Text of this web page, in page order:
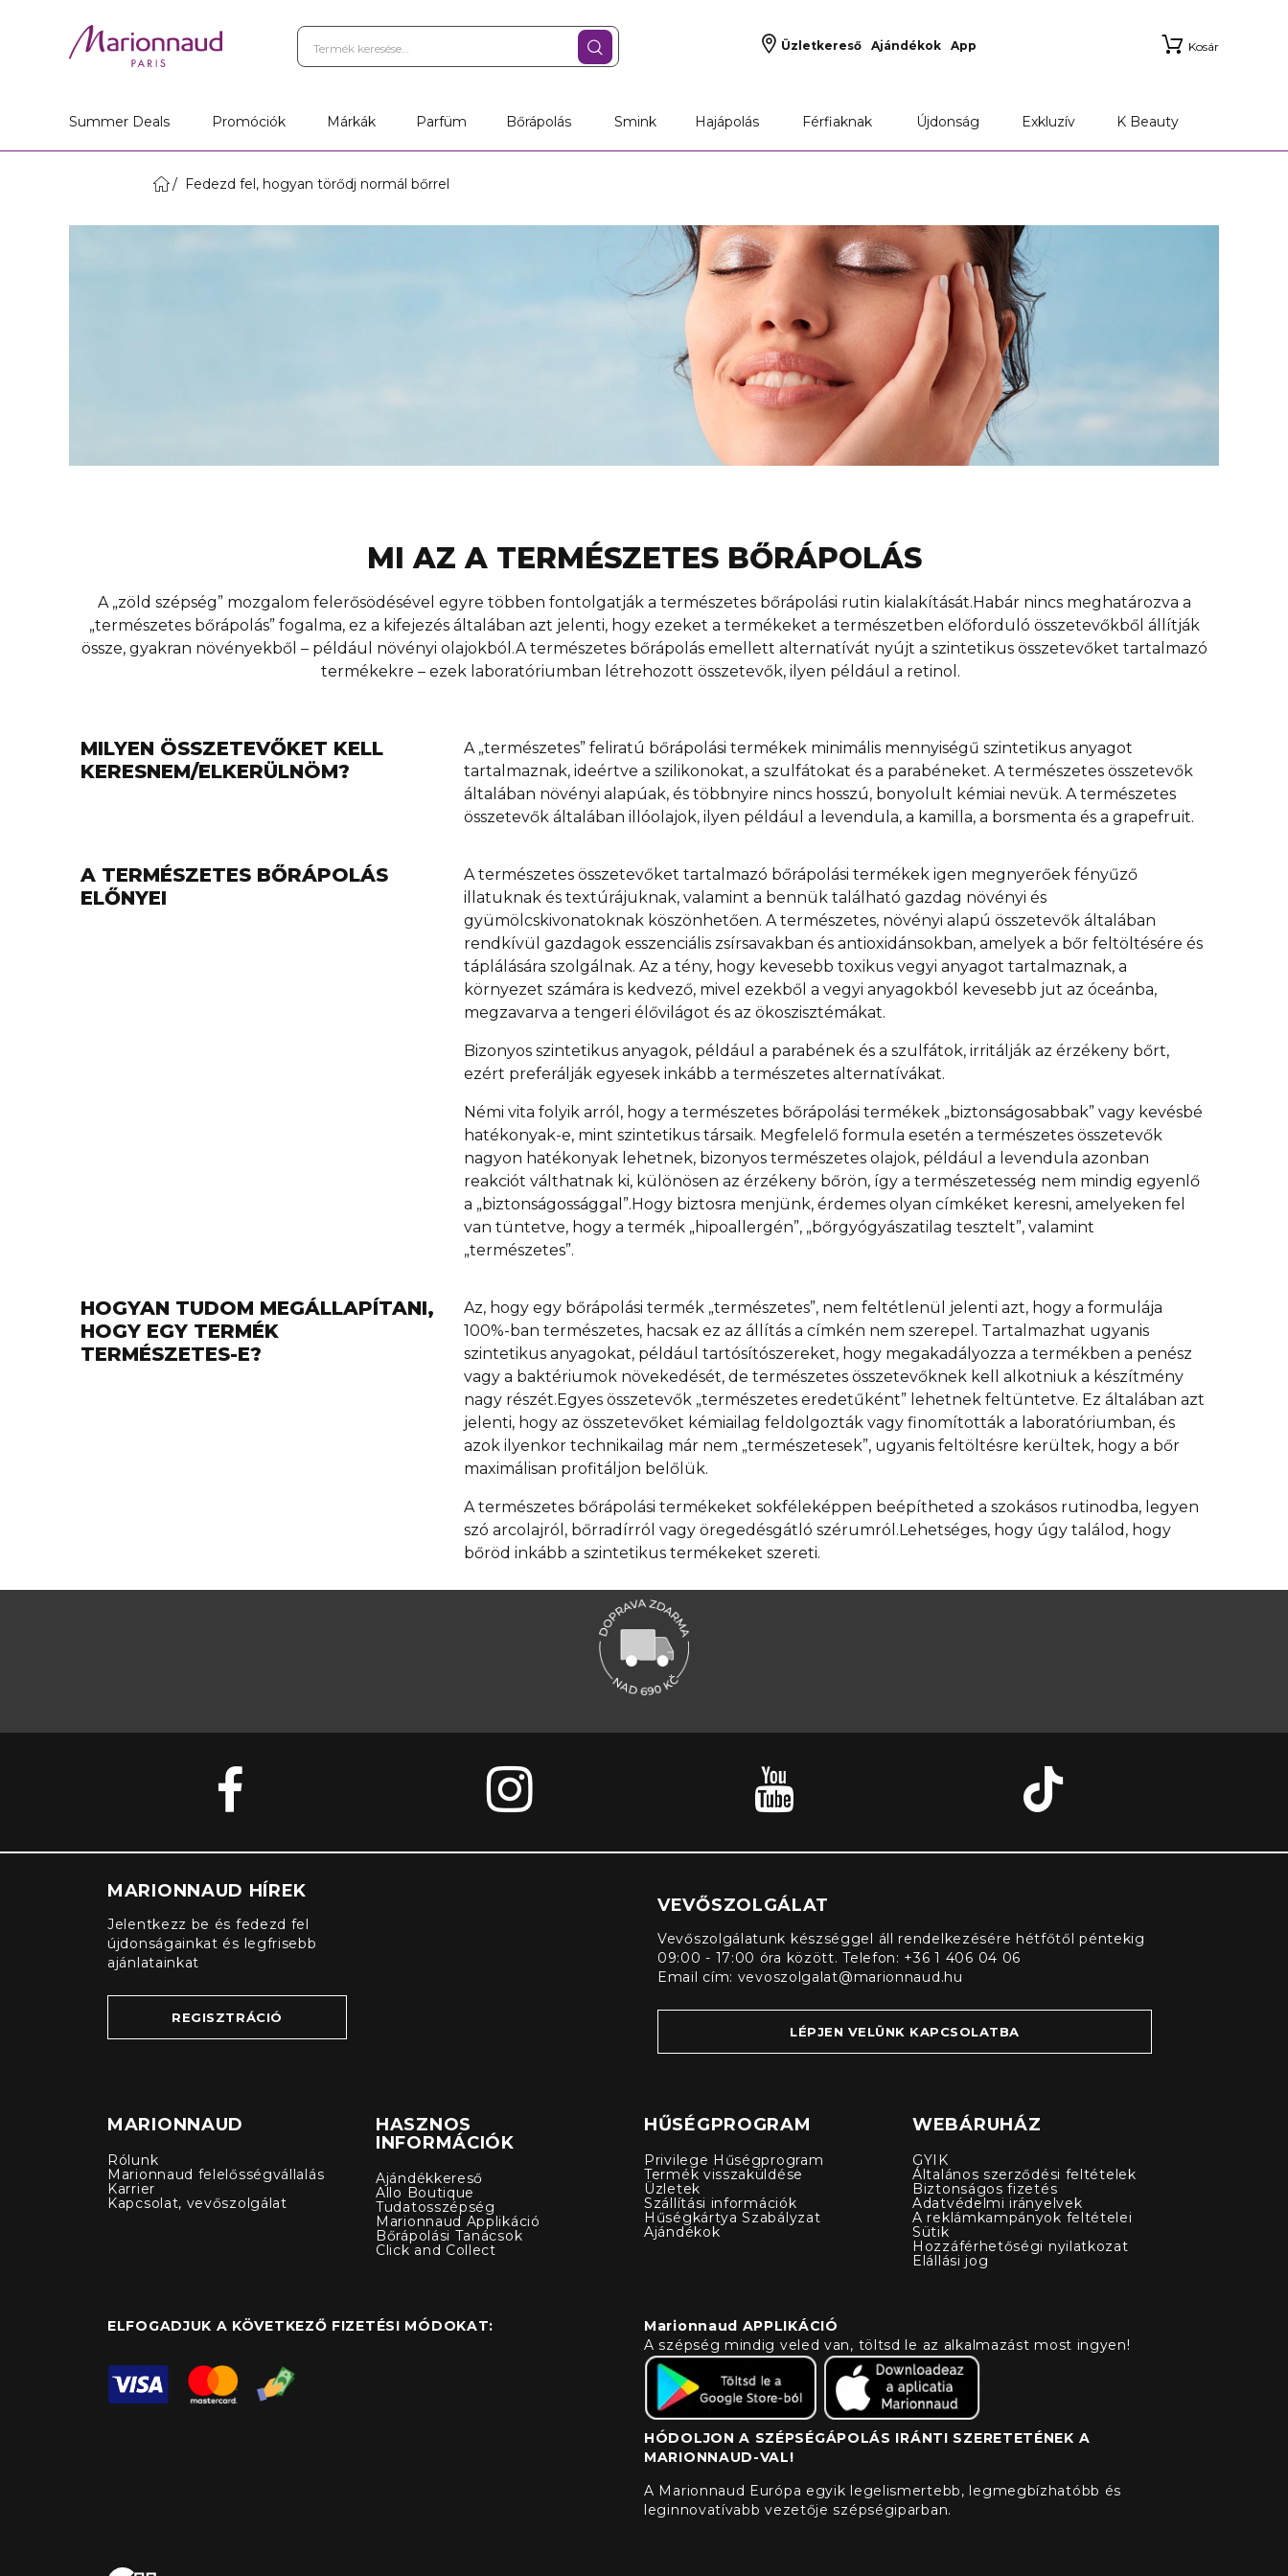
Üzletkereső Ajándékok App Kosár
Summer Deals Promóciók Márkák Parfüm Bőrápolás Smink Hajápolás Férfiaknak Újdonság Exkluzív K Beauty
Fedezd fel, hogyan törődj normál bőrrel
MI AZ A TERMÉSZETES BŐRÁPOLÁS
A „zöld szépség” mozgalom felerősödésével egyre többen fontolgatják a természetes bőrápolási rutin kialakítását.Habár nincs meghatározva a
„természetes bőrápolás” fogalma, ez a kifejezés általában azt jelenti, hogy ezeket a termékeket a természetben előforduló összetevőkből állítják
össze, gyakran növényekből – például növényi olajokból.A természetes bőrápolás emellett alternatívát nyújt a szintetikus összetevőket tartalmazó
termékekre – ezek laboratóriumban létrehozott összetevők, ilyen például a retinol.
MILYEN ÖSSZETEVŐKET KELL
KERESNEM/ELKERÜLNÖM?
A „természetes” feliratú bőrápolási termékek minimális mennyiségű szintetikus anyagot
tartalmaznak, ideértve a szilikonokat, a szulfátokat és a parabéneket. A természetes összetevők
általában növényi alapúak, és többnyire nincs hosszú, bonyolult kémiai nevük. A természetes
összetevők általában illóolajok, ilyen például a levendula, a kamilla, a borsmenta és a grapefruit.
A TERMÉSZETES BŐRÁPOLÁS
ELŐNYEI
A természetes összetevőket tartalmazó bőrápolási termékek igen megnyerőek fényűző
illatuknak és textúrájuknak, valamint a bennük található gazdag növényi és
gyümölcskivonatoknak köszönhetően. A természetes, növényi alapú összetevők általában
rendkívül gazdagok esszenciális zsírsavakban és antioxidánsokban, amelyek a bőr feltöltésére és
táplálására szolgálnak. Az a tény, hogy kevesebb toxikus vegyi anyagot tartalmaznak, a
környezet számára is kedvező, mivel ezekből a vegyi anyagokból kevesebb jut az óceánba,
megzavarva a tengeri élővilágot és az ökoszisztémákat.
Bizonyos szintetikus anyagok, például a parabének és a szulfátok, irritálják az érzékeny bőrt,
ezért preferálják egyesek inkább a természetes alternatívákat.
Némi vita folyik arról, hogy a természetes bőrápolási termékek „biztonságosabbak” vagy kevésbé
hatékonyak-e, mint szintetikus társaik. Megfelelő formula esetén a természetes összetevők
nagyon hatékonyak lehetnek, bizonyos természetes olajok, például a levendula azonban
reakciót válthatnak ki, különösen az érzékeny bőrön, így a természetesség nem mindig egyenlő
a „biztonságossággal”.Hogy biztosra menjünk, érdemes olyan címkéket keresni, amelyeken fel
van tüntetve, hogy a termék „hipoallergén”, „bőrgyógyászatilag tesztelt”, valamint
„természetes”.
HOGYAN TUDOM MEGÁLLAPÍTANI,
HOGY EGY TERMÉK
TERMÉSZETES-E?
Az, hogy egy bőrápolási termék „természetes”, nem feltétlenül jelenti azt, hogy a formulája
100%-ban természetes, hacsak ez az állítás a címkén nem szerepel. Tartalmazhat ugyanis
szintetikus anyagokat, például tartósítószereket, hogy megakadályozza a termékben a penész
vagy a baktériumok növekedését, de természetes összetevőknek kell alkotniuk a készítmény
nagy részét.Egyes összetevők „természetes eredetűként” lehetnek feltüntetve. Ez általában azt
jelenti, hogy az összetevőket kémiailag feldolgozták vagy finomították a laboratóriumban, és
azok ilyenkor technikailag már nem „természetesek”, ugyanis feltöltésre kerültek, hogy a bőr
maximálisan profitáljon belőlük.
A természetes bőrápolási termékeket sokféleképpen beépítheted a szokásos rutinodba, legyen
szó arcolajról, bőrradírról vagy öregedésgátló szérumról.Lehetséges, hogy úgy találod, hogy
bőröd inkább a szintetikus termékeket szereti.
MARIONNAUD HÍREK
Jelentkezz be és fedezd fel
újdonságainkat és legfrisebb
ajánlatainkat
REGISZTRÁCIÓ
VEVŐSZOLGÁLAT
Vevőszolgálatunk készséggel áll rendelkezésére hétfőtől péntekig
09:00 - 17:00 óra között. Telefon: +36 1 406 04 06
Email cím: vevoszolgalat@marionnaud.hu
LÉPJEN VELÜNK KAPCSOLATBA
MARIONNAUD
Rólunk
Marionnaud felelősségvállalás
Karrier
Kapcsolat, vevőszolgálat
HASZNOS
INFORMÁCIÓK
Ajándékkereső
Allo Boutique
Tudatosszépség
Marionnaud Applikáció
Bőrápolási Tanácsok
Click and Collect
HŰSÉGPROGRAM
Privilege Hűségprogram
Termék visszaküldése
Üzletek
Szállítási információk
Hűségkártya Szabályzat
Ajándékok
WEBÁRUHÁZ
GYIK
Általános szerződési feltételek
Biztonságos fizetés
Adatvédelmi irányelvek
A reklámkampányok feltételei
Sütik
Hozzáférhetőségi nyilatkozat
Elállási jog
ELFOGADJUK A KÖVETKEZŐ FIZETÉSI MÓDOKAT:
Marionnaud APPLIKÁCIÓ
A szépség mindig veled van, töltsd le az alkalmazást most ingyen!
HÓDOLJON A SZÉPSÉGÁPOLÁS IRÁNTI SZERETETÉNEK A
MARIONNAUD-VAL!
A Marionnaud Európa egyik legelismertebb, legmegbízhatóbb és
leginnovatívabb vezetője szépségiparban.